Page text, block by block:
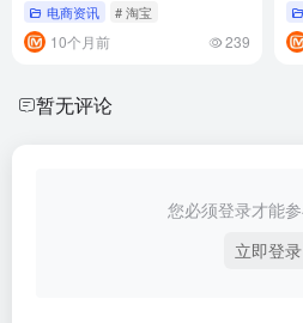
电商资讯 # 淘宝
10个月前 239
暂无评论
您必须登录才能参
立即登录